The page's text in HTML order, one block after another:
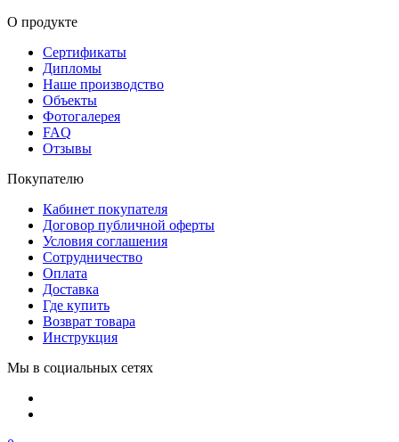
О продукте
Сертификаты
Дипломы
Наше производство
Объекты
Фотогалерея
FAQ
Отзывы
Покупателю
Кабинет покупателя
Договор публичной оферты
Условия соглашения
Сотрудничество
Оплата
Доставка
Где купить
Возврат товара
Инструкция
Мы в социальных сетях